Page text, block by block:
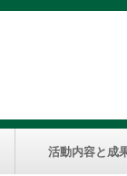
活動内容と成